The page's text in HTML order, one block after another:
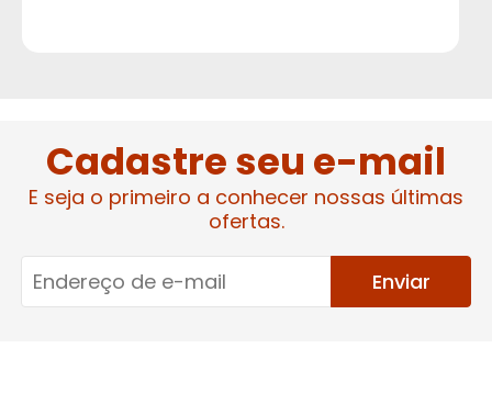
Cadastre seu e-mail
E seja o primeiro a conhecer nossas últimas
ofertas.
Enviar